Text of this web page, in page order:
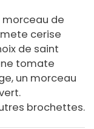
morceau de
cerise
de saint
tomate
un morceau
brochettes.